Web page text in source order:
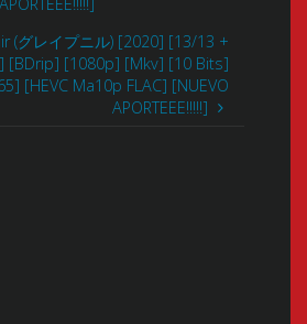
(グレイプニル) [2020] [13/13 +
[BDrip] [1080p] [Mkv] [10 Bits]
[HEVC Ma10p FLAC] [NUEVO
APORTEEE!!!!!]